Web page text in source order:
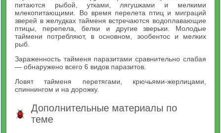
питаются рыбой, утками, лягушками и мелкими
млекопитающими. Во время перелета птиц и миграций
зверей в желудках тайменя встречаются водоплавающие
птицы, перепела, белки и другие зверьки. Молодые
таймени потребляют, в основном, зообентос и мелких
рыб.
Зараженность тайменя паразитами сравнительно слабая
— обнаружено всего 6 видов паразитов.
Ловят тайменя перетягами, крючьями-жерлицами,
спиннингом и на дорожку.
Дополнительные материалы по
теме